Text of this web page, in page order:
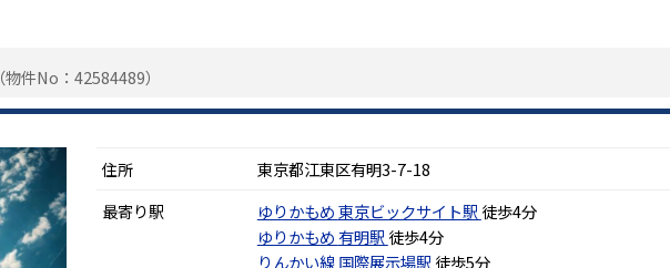
（物件No：42584489）
住所
東京都江東区有明3-7-18
最寄り駅
ゆりかもめ東京ビックサイト駅 徒歩4分
ゆりかもめ有明駅 徒歩4分
りんかい線国際展示場駅 徒歩5分